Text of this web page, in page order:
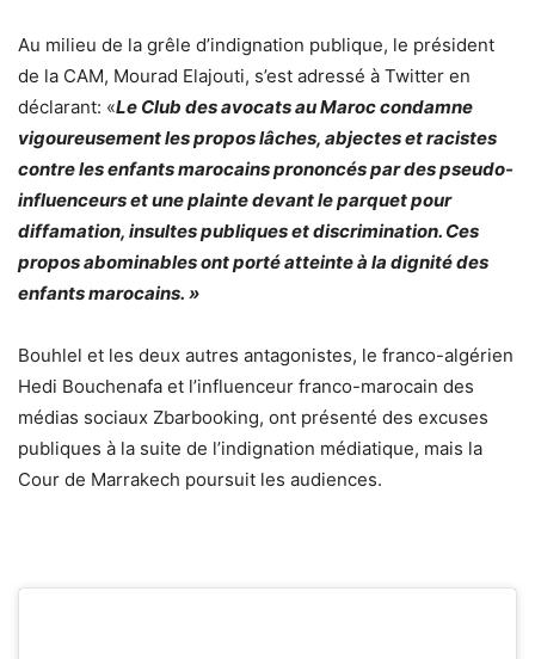
Au milieu de la grêle d’indignation publique, le président
de la CAM, Mourad Elajouti, s’est adressé à Twitter en
déclarant: «Le Club des avocats au Maroc condamne
vigoureusement les propos lâches, abjectes et racistes
contre les enfants marocains prononcés par des pseudo-
influenceurs et une plainte devant le parquet pour
diffamation, insultes publiques et discrimination. Ces
propos abominables ont porté atteinte à la dignité des
enfants marocains. »
Bouhlel et les deux autres antagonistes, le franco-algérien
Hedi Bouchenafa et l’influenceur franco-marocain des
médias sociaux Zbarbooking, ont présenté des excuses
publiques à la suite de l’indignation médiatique, mais la
Cour de Marrakech poursuit les audiences.